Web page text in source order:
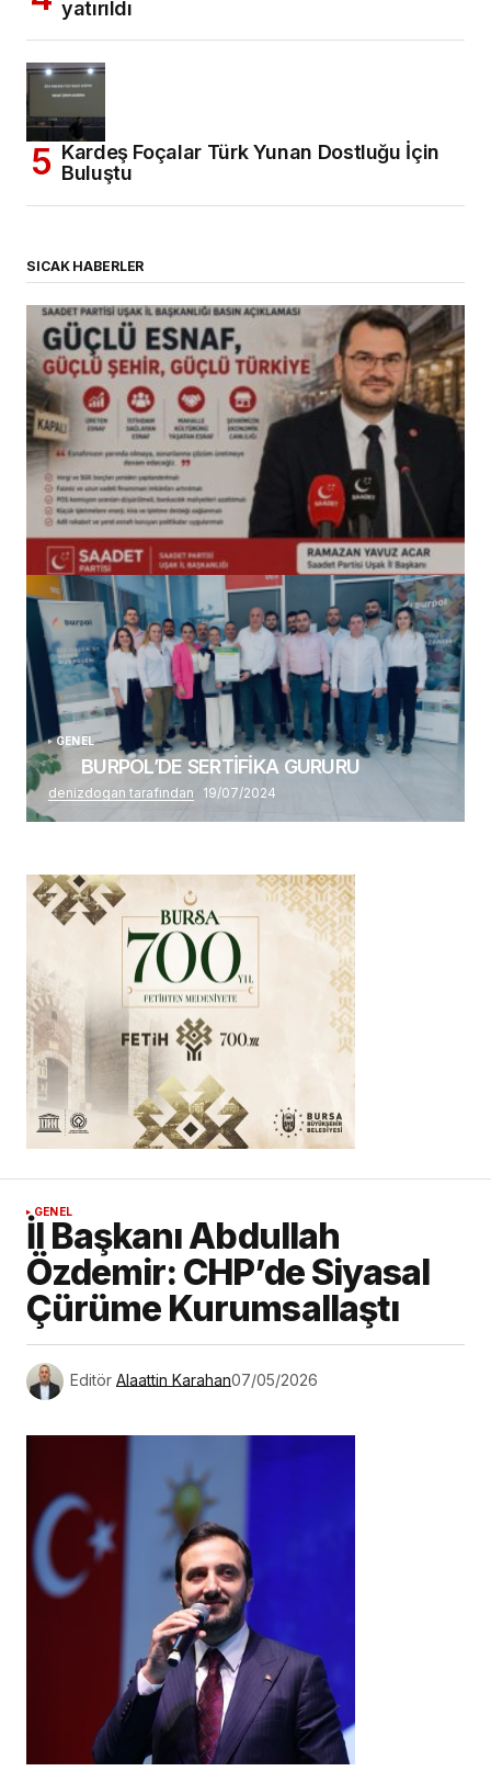
yatırıldı
Kardeş Foçalar Türk Yunan Dostluğu İçin
Buluştu
SICAK HABERLER
(başlıksız)
Alaattin Karahan tarafından 14/07/2026
GENEL
BURPOL’DE SERTİFİKA GURURU
denizdogan tarafından 19/07/2024
GENEL
İl Başkanı Abdullah
Özdemir: CHP’de Siyasal
Çürüme Kurumsallaştı
Editör Alaattin Karahan07/05/2026